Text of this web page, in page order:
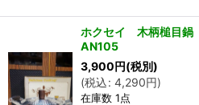
ホクセイ 木柄槌目
AN105
3,900円(税別)
(税込: 4,290円)
在庫数 1点